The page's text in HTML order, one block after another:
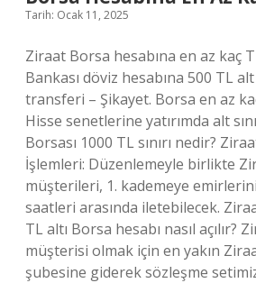
Tarih: Ocak 11, 2025
Ziraat Borsa hesabına en az kaç
Bankası döviz hesabına 500 TL
transferi – Şikayet. Borsa en az
Hisse senetlerine yatırımda alt
Borsası 1000 TL sınırı nedir?
İşlemleri: Düzenlemeyle birlikte
müşterileri, 1. kademeye
saatleri arasında iletebilecek.
TL altı Borsa hesabı nasıl açılır?
müşterisi olmak için en yakın
şubesine giderek sözleşme